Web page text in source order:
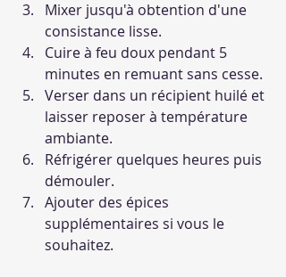
Mixer jusqu'à obtention d'une
consistance lisse.
Cuire à feu doux pendant 5
minutes en remuant sans cesse.
Verser dans un récipient huilé et
laisser reposer à température
ambiante.
Réfrigérer quelques heures puis
démouler.
Ajouter des épices
supplémentaires si vous le
souhaitez.